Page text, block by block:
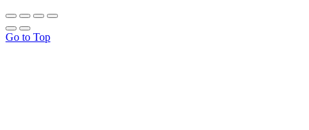
Go to Top